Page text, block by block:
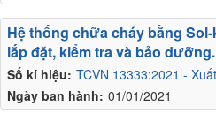
Số kí hiệu: TCVN 13333:2021 -
Ngày ban hành: 01/01/2021
Hệ thống chữa cháy bằng
lắp đặt, kiểm tra và bảo dưỡng.